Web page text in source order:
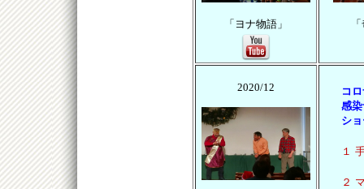
「ヨナ物語」
2020/12
コ
感
シ
１
２